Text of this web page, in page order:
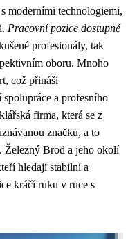
moderními technologiemi,
Pracovní pozice dostupné
profesionály, tak
oboru. Mnoho
což přináší
spolupráce a profesního
firma, která se z
značku, a to
Železný Brod a jeho okolí
hledají stabilní a
kráčí ruku v ruce s